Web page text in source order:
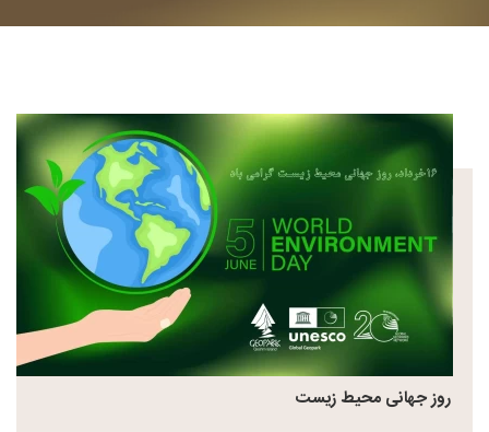
روز جهانی محیط زیست